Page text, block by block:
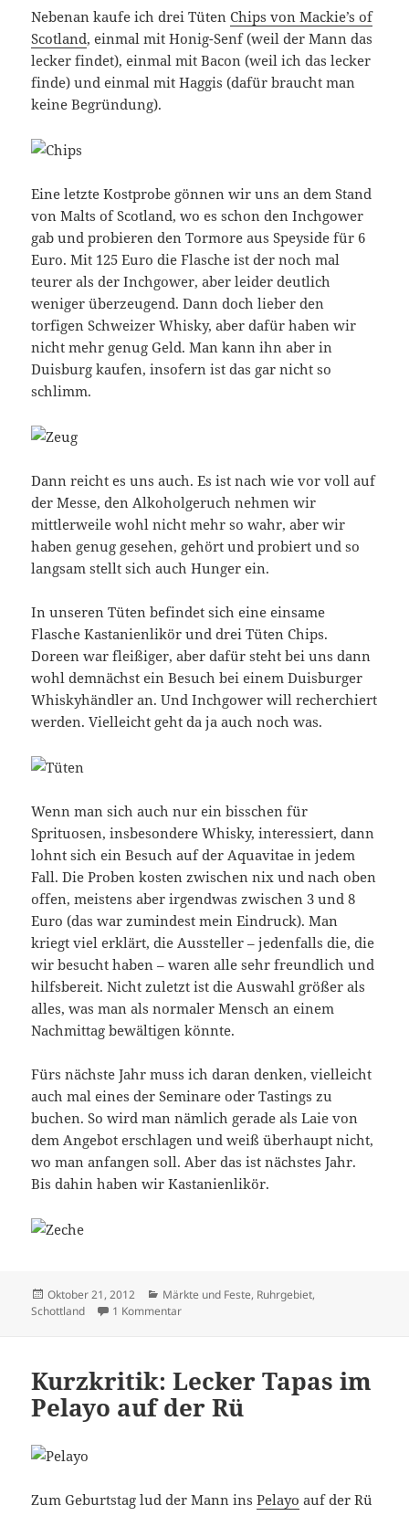
Nebenan kaufe ich drei TütenChips von Mackie’s of
Scotland, einmal mit Honig-Senf (weil der Mann das
lecker findet), einmal mit Bacon (weil ich das lecker
finde) und einmal mit Haggis (dafür braucht man
keine Begründung).
Eine letzte Kostprobe gönnen wir uns an dem Stand
von Malts of Scotland, wo es schon den Inchgower
gab und probieren den Tormore aus Speyside für 6
Euro. Mit 125 Euro die Flasche ist der noch mal
teurer als der Inchgower, aber leider deutlich
weniger überzeugend. Dann doch lieber den
torfigen Schweizer Whisky, aber dafür haben wir
nicht mehr genug Geld. Man kann ihn aber in
Duisburg kaufen, insofern ist das gar nicht so
schlimm.
Dann reicht es uns auch. Es ist nach wie vor voll auf
der Messe, den Alkoholgeruch nehmen wir
mittlerweile wohl nicht mehr so wahr, aber wir
haben genug gesehen, gehört und probiert und so
langsam stellt sich auch Hunger ein.
In unseren Tüten befindet sich eine einsame
Flasche Kastanienlikör und drei Tüten Chips.
Doreen war fleißiger, aber dafür steht bei uns dann
wohl demnächst ein Besuch bei einem Duisburger
Whiskyhändler an. Und Inchgower will recherchiert
werden. Vielleicht geht da ja auch noch was.
Wenn man sich auch nur ein bisschen für
Sprituosen, insbesondere Whisky, interessiert, dann
lohnt sich ein Besuch auf der Aquavitae in jedem
Fall. Die Proben kosten zwischen nix und nach oben
offen, meistens aber irgendwas zwischen 3 und 8
Euro (das war zumindest mein Eindruck). Man
kriegt viel erklärt, die Aussteller – jedenfalls die, die
wir besucht haben – waren alle sehr freundlich und
hilfsbereit. Nicht zuletzt ist die Auswahl größer als
alles, was man als normaler Mensch an einem
Nachmittag bewältigen könnte.
Fürs nächste Jahr muss ich daran denken, vielleicht
auch mal eines der Seminare oder Tastings zu
buchen. So wird man nämlich gerade als Laie von
dem Angebot erschlagen und weiß überhaupt nicht,
wo man anfangen soll. Aber das ist nächstes Jahr.
Bis dahin haben wir Kastanienlikör.
Veröffentlicht
am
Oktober 21, 2012 Kategorien
Märkte und Feste, Ruhrgebiet,
Schottland
1 Kommentarzu Aquavitae: Whisky- und
Kurzkritik: Lecker Tapas im
Pelayo auf der Rü
Zum Geburtstag lud der Mann insPelayo auf der Rü